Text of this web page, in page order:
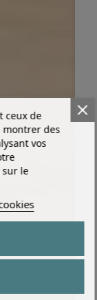
ceux de
montrer des
vos
le